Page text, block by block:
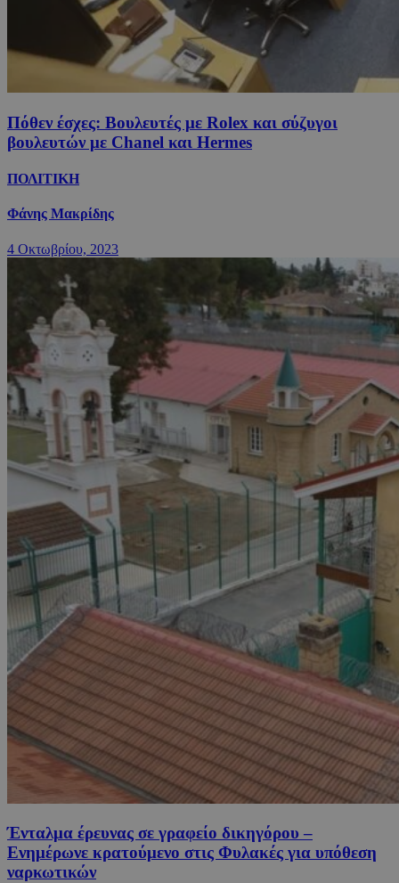
Πόθεν έσχες: Βουλευτές με Rolex και σύζυγοι
βουλευτών με Chanel και Hermes
ΠΟΛΙΤΙΚΗ
Φάνης Μακρίδης
4 Οκτωβρίου, 2023
Ένταλμα έρευνας σε γραφείο δικηγόρου –
Ενημέρωνε κρατούμενο στις Φυλακές για υπόθεση
ναρκωτικών